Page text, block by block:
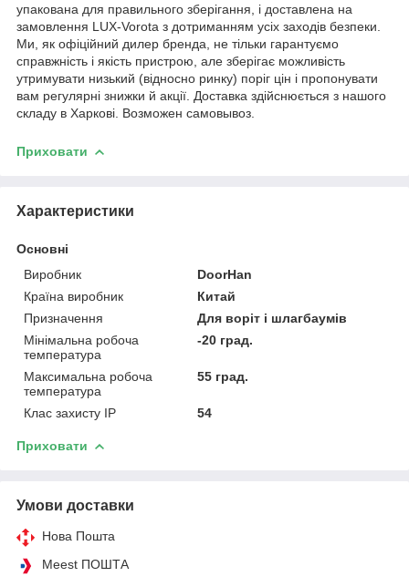
упакована для правильного зберігання, і доставлена на
замовлення LUX-Vorota з дотриманням усіх заходів безпеки.
Ми, як офіційний дилер бренда, не тільки гарантуємо
справжність і якість пристрою, але зберігає можливість
утримувати низький (відносно ринку) поріг цін і пропонувати
вам регулярні знижки й акції. Доставка здійснюється з нашого
складу в Харкові. Возможен самовывоз.
Приховати
Характеристики
Основні
Виробник
DoorHan
Країна виробник
Китай
Призначення
Для воріт і шлагбаумів
Мінімальна робоча
температура
-20 град.
Максимальна робоча
температура
55 град.
Клас захисту IP 54
Приховати
Умови доставки
Нова Пошта
Meest ПОШТА